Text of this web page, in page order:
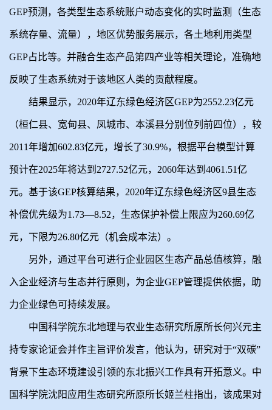
GEP预测，各类型生态系统账户动态变化的实时监测（生态
系统存量、流量），地区优势服务展示，各土地利用类型
GEP占比等。并融合生态产品第四产业等相关理论，准确地
反映了生态系统对于该地区人类的贡献程度。
结果显示，2020年辽东绿色经济区GEP为2552.23亿元
（桓仁县、宽甸县、凤城市、本溪县分别位列前四位），较
2011年增加602.83亿元，增长了30.9%，根据平台模型计算
预计在2025年将达到2727.52亿元，2060年达到4061.51亿
元。基于该GEP核算结果，2020年辽东绿色经济区9县生态
补偿优先级为1.73—8.52，生态保护补偿上限应为260.69亿
元，下限为26.80亿元（机会成本法）。
另外，通过平台可进行企业园区生态产品总值核算，融
入企业经济与生态并行原则，为企业GEP管理提供依据，助
力企业绿色可持续发展。
中国科学院东北地理与农业生态研究所原所长何兴元主
持专家论证会并作主旨评价发言，他认为，研究对于“双碳”
背景下生态环境建设引领的东北振兴工作具有开拓意义。中
国科学院沈阳应用生态研究所原所长姬兰柱指出，该成果对